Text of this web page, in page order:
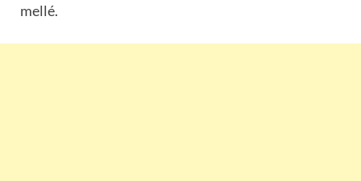
mellé.